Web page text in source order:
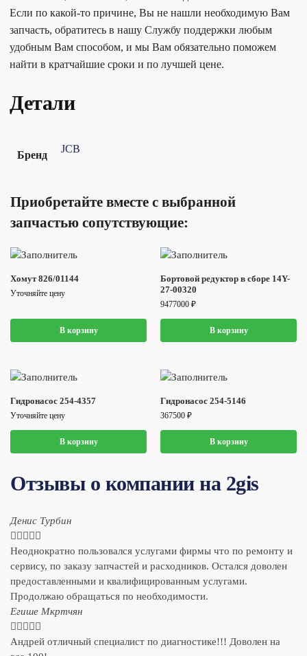
Если по какой-то причине, Вы не нашли необходимую Вам
запчасть, обратитесь в нашу Службу поддержки любым
удобным Вам способом, и мы Вам обязательно поможем
найти в кратчайшие сроки и по лучшей цене.
Детали
Бренд
JCB
Приобретайте вместе с выбранной
запчастью сопутствующие:
Хомут 826/01144
Уточняйте цену
В корзину
Бортовой редуктор в сборе 14Y-
27-00320
9477000 ₽
В корзину
Гидронасос 254-4357
Уточняйте цену
В корзину
Гидронасос 254-5146
367500 ₽
В корзину
Отзывы о компании на 2gis
Денис Турбин
    
Неоднократно пользовался услугами фирмы что по ремонту и
сервису, по заказу запчастей и расходников. Остался доволен
предоставленными и квалифицированным услугами.
Продолжаю обращаться по необходимости.
​Егише Мкртчян
    
Андрей отличный специалист по диагностике!!! Доволен на